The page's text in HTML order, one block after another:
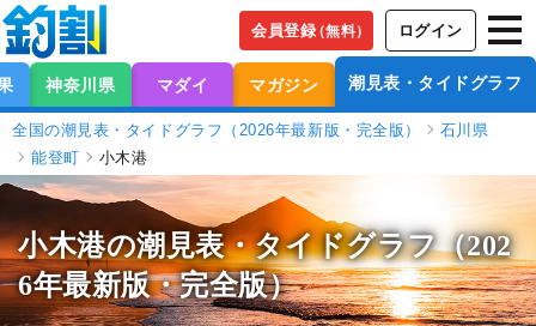
会員登録（無料） ログイン
神奈川県 マダイ マガジン 潮見表・タイドグラフ
全国の潮見表・タイドグラフ（2026年最新版・完全版）
石川県
能登町
小木港
小木港の潮見表・タイドグラフ（202
6年最新版・完全版）